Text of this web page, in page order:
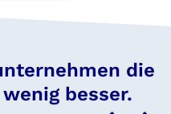
die
besser.